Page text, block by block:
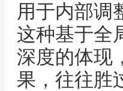
用于内部调
这种基于全
深度的体现
果，往往胜